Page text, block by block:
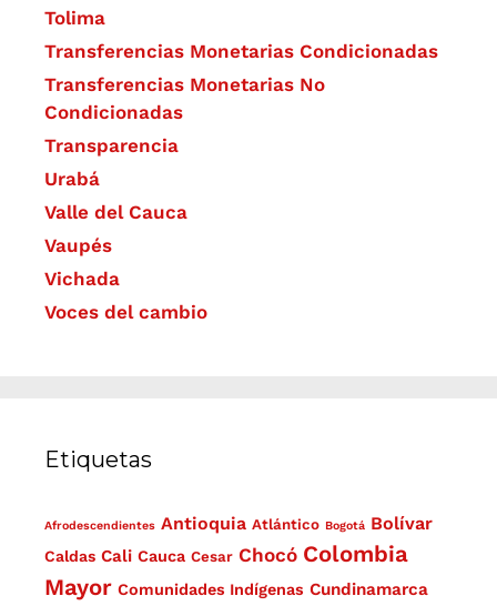
Tolima
Transferencias Monetarias Condicionadas
Transferencias Monetarias No
Condicionadas
Transparencia
Urabá
Valle del Cauca
Vaupés
Vichada
Voces del cambio
Etiquetas
Afrodescendientes Antioquia Atlántico Bogotá Bolívar
Caldas Cali Cauca Cesar Chocó Colombia
Mayor Comunidades Indígenas Cundinamarca